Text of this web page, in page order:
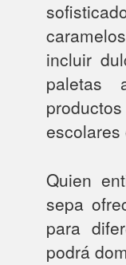
incluir
paletas
escolares
Quien
sepa
para
podrá